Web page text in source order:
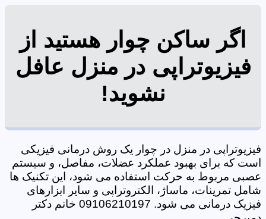
اگر ساکن چوار هستید از
فیزیوتراپی در منزل عافل
نشوید!
فیزیوتراپی در منزل در چوار یک روش درمانی فیزیکی
است که برای بهبود عملکرد عضلات، مفاصل، و سیستم
عصبی مربوط به حرکت استفاده می شود، این تکنیک ها
شامل تمرینات، ماساژ، الکتروتراپی و سایر ابزارهای
فیزیک درمانی می شود. 09106210197 خانم دکتر